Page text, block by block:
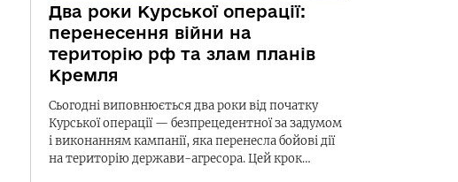
Два роки Курської операції:
перенесення війни на
територію рф та злам планів
Кремля
Сьогодні виповнюється два роки від початку
Курської операції — безпрецедентної за задумом
і виконанням кампанії, яка перенесла бойові дії
на територію держави-агресора. Цей крок…